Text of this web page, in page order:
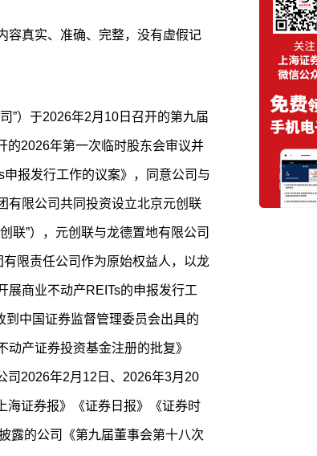
容真实、准确、完整，没有虚假记
”）于2026年2月10日召开的第九届
的2026年第一次临时股东会审议并
报发行工作的议案》，同意公司与
有限公司共同投资设立北京元创联
联”），元创联与龙德置地有限公司
有限责任公司作为原始权益人，以龙
展商业不动产REITs的申报发行工
中国证券监督管理委员会出具的
动产证券投资基金注册的批复》
司2026年2月12日、2026年3月20
海证券报》《证券日报》《证券时
露的公司《第九届董事会第十八次